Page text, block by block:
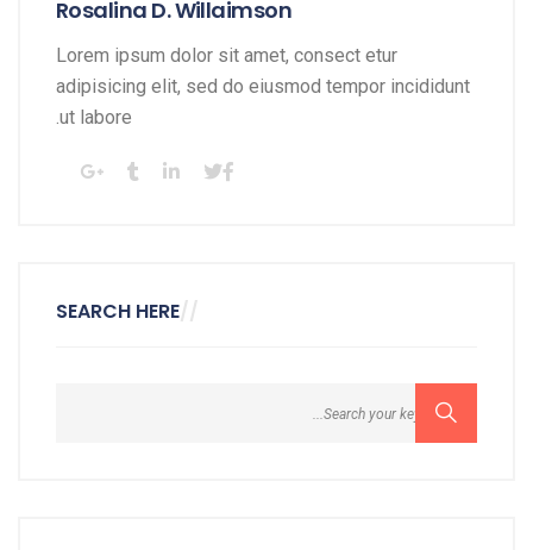
Rosalina D. Willaimson
Lorem ipsum dolor sit amet, consect etur
adipisicing elit, sed do eiusmod tempor incididunt
ut labore.
SEARCH HERE